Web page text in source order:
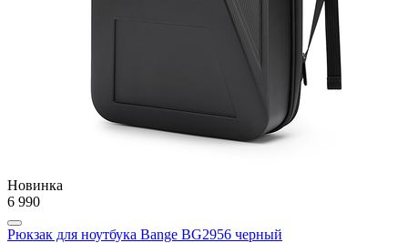
Новинка
6 990
Рюкзак для ноутбука Bange BG2956 черный